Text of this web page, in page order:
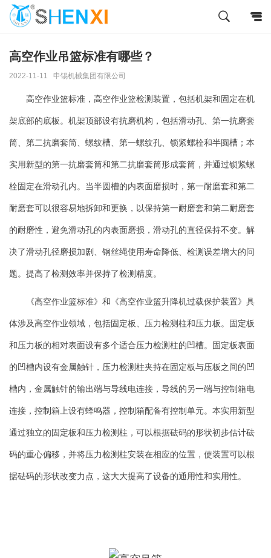
高空作业吊篮标准有哪些？
2022-11-11 申锡机械集团有限公司
高空作业篮标准，高空作业篮检测装置，包括机架和固定在机
架底部的底板。机架顶部设有抗磨机构，包括滑动孔、第一抗磨套
筒、第二抗磨套筒、螺纹槽、第一螺纹孔、锁紧螺栓和半圆槽；本
实用新型的第一抗磨套筒和第二抗磨套筒形成套筒，并通过锁紧螺
栓固定在滑动孔内。当半圆槽的内表面磨损时，第一耐磨套和第二
耐磨套可以很容易地拆卸和更换，以保持第一耐磨套和第二耐磨套
的耐磨性，避免滑动孔的内表面磨损，滑动孔的直径保持不变。解
决了滑动孔径磨损加剧、钢丝绳使用寿命降低、检测误差增大的问
题。提高了检测效率并保持了检测精度。
《高空作业篮标准》和《高空作业篮升降机过载保护装置》具
体涉及高空作业领域，包括固定板、压力检测柱和压力板。固定板
和压力板的相对表面设有多个适合压力检测柱的凹槽。固定板表面
的凹槽内设有金属触针，压力检测柱夹持在固定板与压板之间的凹
槽内，金属触针的输出端与导线电连接，导线的另一端与控制箱电
连接，控制箱上设有蜂鸣器，控制箱配备有控制单元。本实用新型
通过独立的固定板和压力检测柱，可以根据砝码的形状初步估计砝
码的重心偏移，并将压力检测柱安装在相应的位置，使装置可以根
据砝码的形状改变力点，这大大提高了设备的通用性和实用性。